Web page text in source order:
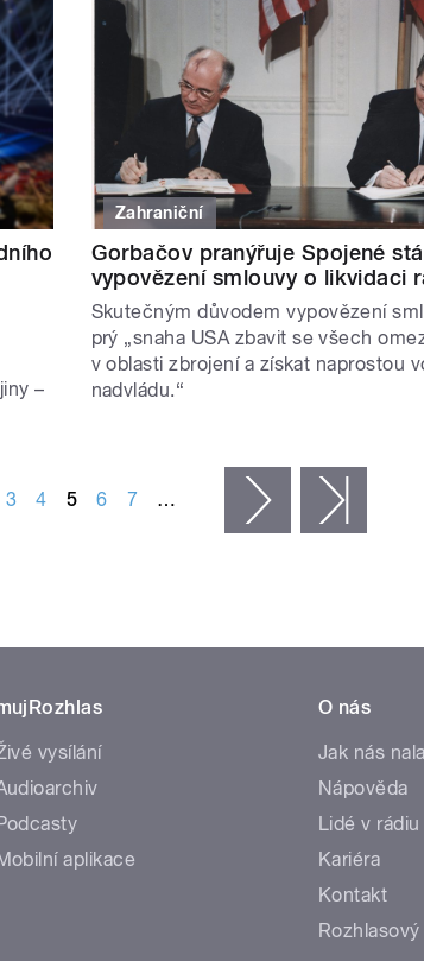
–
Zahraniční
Gorbačov pranýřuje Spojené
vypovězení smlouvy o likvidaci
Skutečným důvodem vypovězení
prý „snaha USA zbavit se všech
v oblasti zbrojení a získat naprostou
nadvládu.“
3 4 5 6 7 … následující ›
vysílání
aplikace
O nás
Jak nás
Nápověda
Lidé v rádiu
Kariéra
Kontakt